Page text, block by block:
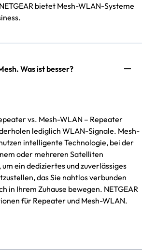
bietet Mesh-WLAN-Systeme
Was ist besser?
vs. Mesh-WLAN – Repeater
lediglich WLAN-Signale. Mesh-
intelligente Technologie, bei der
oder mehreren Satelliten
ein dediziertes und zuverlässiges
das Sie nahtlos verbunden
in Ihrem Zuhause bewegen. NETGEAR
für Repeater und Mesh-WLAN.